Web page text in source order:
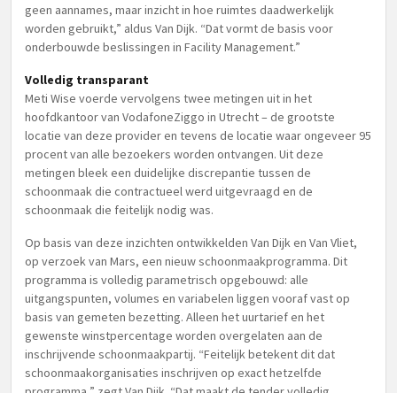
geen aannames, maar inzicht in hoe ruimtes daadwerkelijk
worden gebruikt,” aldus Van Dijk. “Dat vormt de basis voor
onderbouwde beslissingen in Facility Management.”
Volledig transparant
Meti Wise voerde vervolgens twee metingen uit in het
hoofdkantoor van VodafoneZiggo in Utrecht – de grootste
locatie van deze provider en tevens de locatie waar ongeveer 95
procent van alle bezoekers worden ontvangen. Uit deze
metingen bleek een duidelijke discrepantie tussen de
schoonmaak die contractueel werd uitgevraagd en de
schoonmaak die feitelijk nodig was.
Op basis van deze inzichten ontwikkelden Van Dijk en Van Vliet,
op verzoek van Mars, een nieuw schoonmaakprogramma. Dit
programma is volledig parametrisch opgebouwd: alle
uitgangspunten, volumes en variabelen liggen vooraf vast op
basis van gemeten bezetting. Alleen het uurtarief en het
gewenste winstpercentage worden overgelaten aan de
inschrijvende schoonmaakpartij. “Feitelijk betekent dit dat
schoonmaakorganisaties inschrijven op exact hetzelfde